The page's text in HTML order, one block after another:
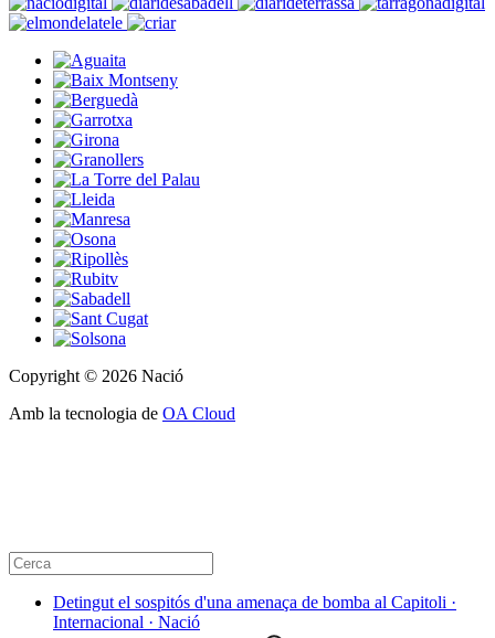
Copyright © 2026 Nació
Amb la tecnologia de OA Cloud
Detingut el sospitós d'una amenaça de bomba al Capitoli ·
Internacional · Nació